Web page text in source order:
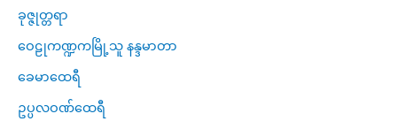
ခုဇ္ဇုတ္တရာ
ဝေဠုကဏ္ဍကမြို့သူ နန္ဒမာတာ
ခေမာထေရီ
ဥပ္ပလဝဏ်ထေရီ